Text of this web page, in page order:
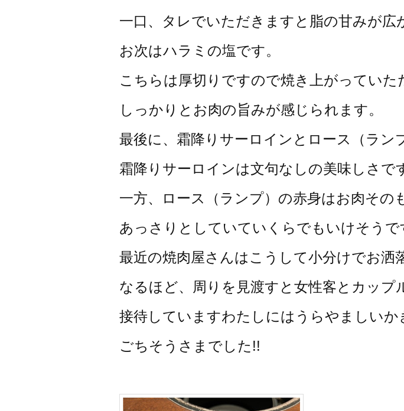
一口、タレでいただきますと脂の甘みが広
お次はハラミの塩です。
こちらは厚切りですので焼き上がっていた
しっかりとお肉の旨みが感じられます。
最後に、霜降りサーロインとロース（ラン
霜降りサーロインは文句なしの美味しさで
一方、ロース（ランプ）の赤身はお肉その
あっさりとしていていくらでもいけそうで
最近の焼肉屋さんはこうして小分けでお洒
なるほど、周りを見渡すと女性客とカップ
接待していますわたしにはうらやましいか
ごちそうさまでした!!